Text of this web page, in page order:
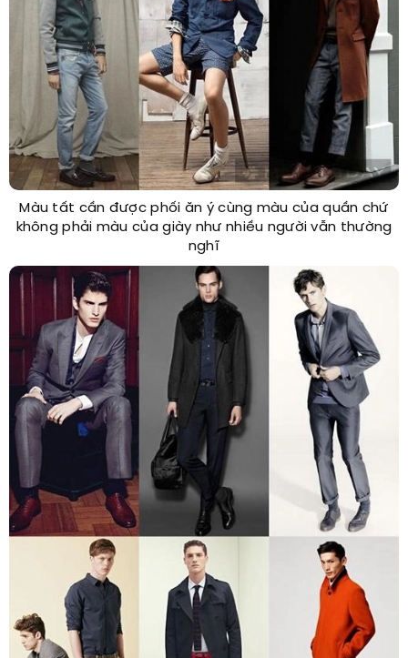
Màu tất cần được phối ăn ý cùng màu của quần chứ
không phải màu của giày như nhiều người vẫn thường
nghĩ